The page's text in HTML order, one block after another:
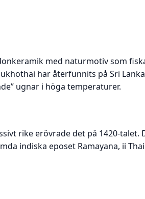
med naturmotiv som
har återfunnits på Sri
ugnar i höga temperaturer.
rike erövrade det på 1420-talet.
indiska eposet Ramayana, ii